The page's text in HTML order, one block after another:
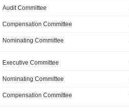
Audit Committee
Compensation Committee
Nominating Committee
Executive Committee
Nominating Committee
Compensation Committee